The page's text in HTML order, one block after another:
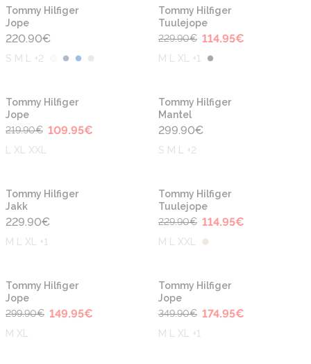
Tommy Hilfiger
Jope
220.90€
S M L +2
-50%
Tommy Hilfiger
Tuulejope
229.90€ 114.95€
M L XL +1
-50%
Tommy Hilfiger
Jope
219.90€ 109.95€
L XL XXL
Tommy Hilfiger
Mantel
299.90€
S M L +2
Tommy Hilfiger
Jakk
229.90€
M L XL +1
-50%
Tommy Hilfiger
Tuulejope
229.90€ 114.95€
M L XXL
-50%
Tommy Hilfiger
Jope
299.90€ 149.95€
M XL
-50%
Tommy Hilfiger
Jope
349.90€ 174.95€
M L XL +1